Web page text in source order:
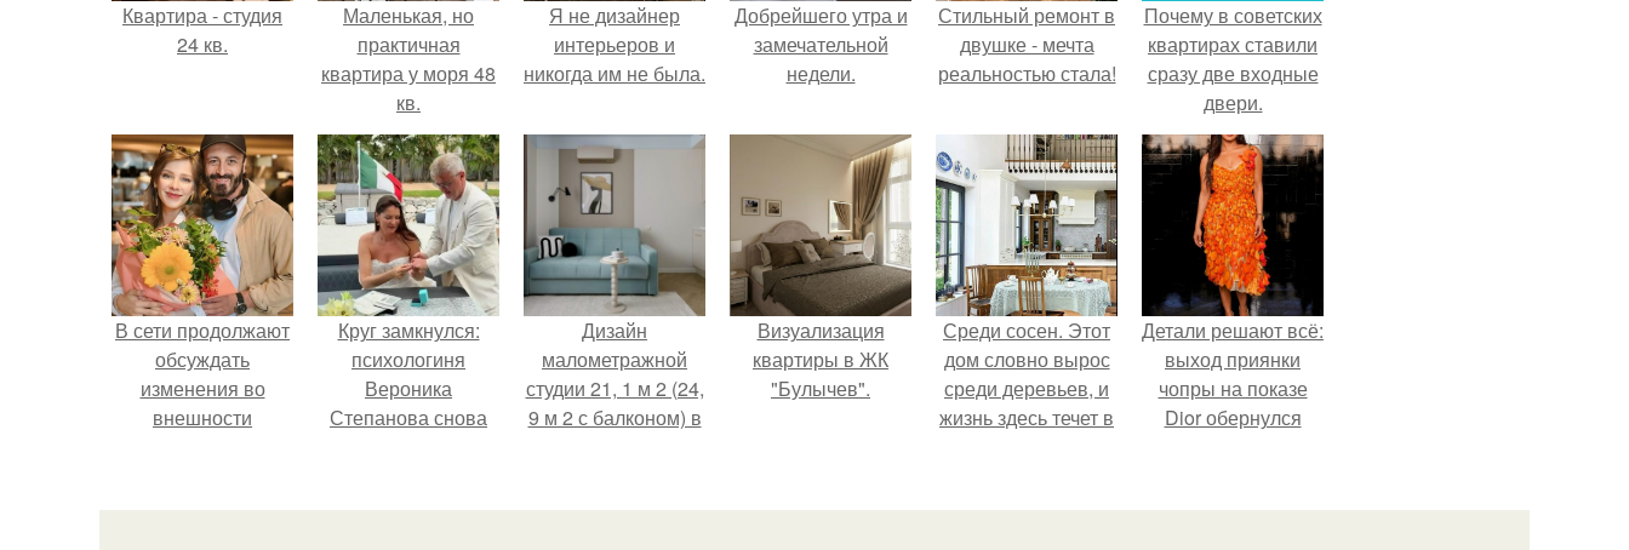
Квартира - студия
24 кв.
Маленькая, но
практичная
квартира у моря 48
кв.
Я не дизайнер
интерьеров и
никогда им не была.
Добрейшего утра и
замечательной
недели.
Стильный ремонт в
двушке - мечта
реальностью стала!
Почему в советских
квартирах ставили
сразу две входные
двери.
В сети продолжают
обсуждать
изменения во
внешности
Круг замкнулся:
психологиня
Вероника
Степанова снова
бывшего мужа.
Дизайн
малометражной
студии 21, 1 м 2 (24,
9 м 2 с балконом) в
Визуализация
квартиры в ЖК
"Булычев".
Среди сосен. Этот
дом словно вырос
среди деревьев, и
жизнь здесь течет в
спешки и лишнего
Детали решают всё:
выход приянки
чопры на показе
Dior обернулся
пошива.